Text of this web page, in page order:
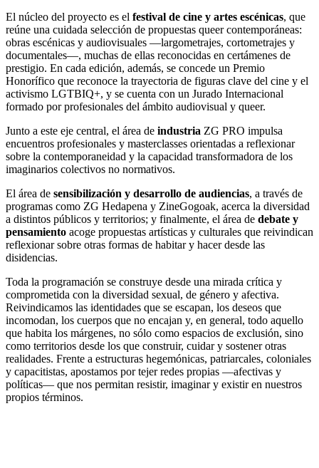
El núcleo del proyecto es el festival de cine y artes escénicas, que
reúne una cuidada selección de propuestas queer contemporáneas:
obras escénicas y audiovisuales —largometrajes, cortometrajes y
documentales—, muchas de ellas reconocidas en certámenes de
prestigio. En cada edición, además, se concede un Premio
Honorífico que reconoce la trayectoria de figuras clave del cine y el
activismo LGTBIQ+, y se cuenta con un Jurado Internacional
formado por profesionales del ámbito audiovisual y queer.
Junto a este eje central, el área de industria ZG PRO impulsa
encuentros profesionales y masterclasses orientadas a reflexionar
sobre la contemporaneidad y la capacidad transformadora de los
imaginarios colectivos no normativos.
El área de sensibilización y desarrollo de audiencias, a través de
programas como ZG Hedapena y ZineGogoak, acerca la diversidad
a distintos públicos y territorios; y finalmente, el área de debate y
pensamiento acoge propuestas artísticas y culturales que reivindican
reflexionar sobre otras formas de habitar y hacer desde las
disidencias.
Toda la programación se construye desde una mirada crítica y
comprometida con la diversidad sexual, de género y afectiva.
Reivindicamos las identidades que se escapan, los deseos que
incomodan, los cuerpos que no encajan y, en general, todo aquello
que habita los márgenes, no sólo como espacios de exclusión, sino
como territorios desde los que construir, cuidar y sostener otras
realidades. Frente a estructuras hegemónicas, patriarcales, coloniales
y capacitistas, apostamos por tejer redes propias —afectivas y
políticas— que nos permitan resistir, imaginar y existir en nuestros
propios términos.